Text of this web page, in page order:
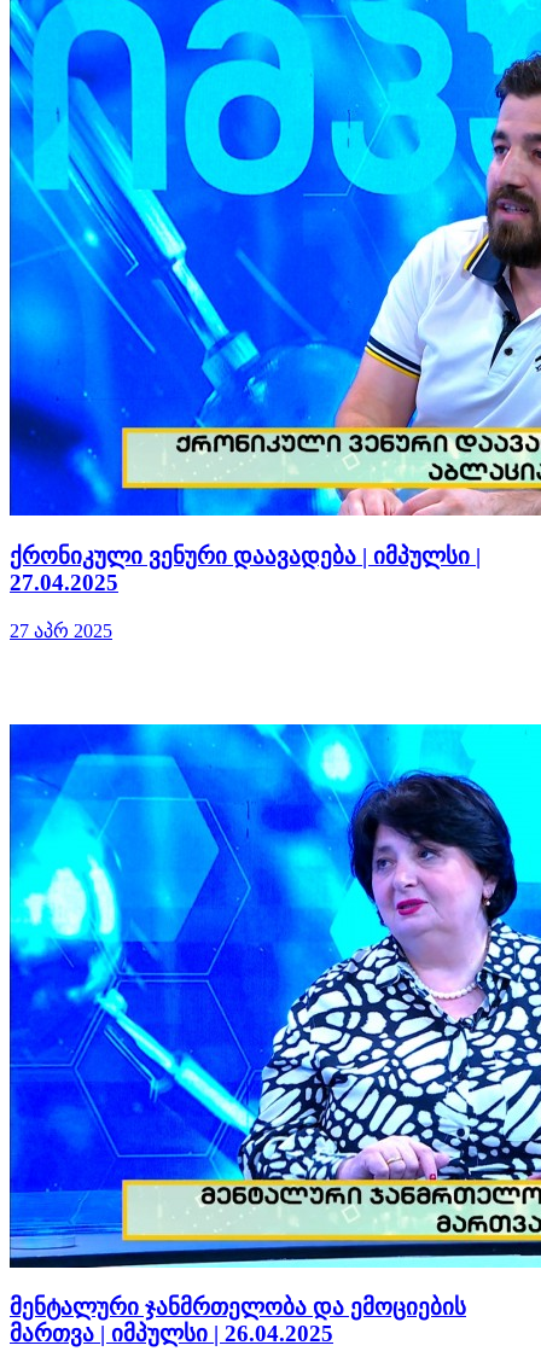
ქრონიკული ვენური დაავადება | იმპულსი |
27.04.2025
27 აპრ 2025
მენტალური ჯანმრთელობა და ემოციების
მართვა | იმპულსი | 26.04.2025